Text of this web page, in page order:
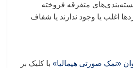
متفرقه فروخته
اغلب یا وجود ندارند یا شفاف
«نمک صورتی هیمالیا» با کلیک بر